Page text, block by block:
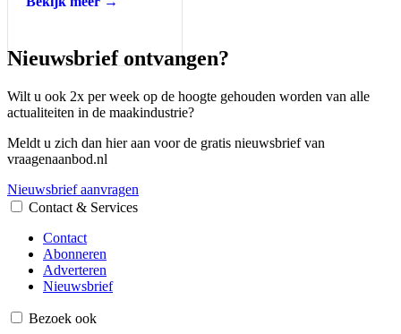
Nieuwsbrief ontvangen?
Wilt u ook 2x per week op de hoogte gehouden worden van alle
actualiteiten in de maakindustrie?
Meldt u zich dan hier aan voor de gratis nieuwsbrief van
vraagenaanbod.nl
Nieuwsbrief aanvragen
Contact & Services
Contact
Abonneren
Adverteren
Nieuwsbrief
Bezoek ook